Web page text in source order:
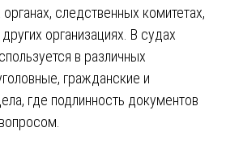
следственных комитетах,
организациях. В судах
в различных
гражданские и
где подлинность документов